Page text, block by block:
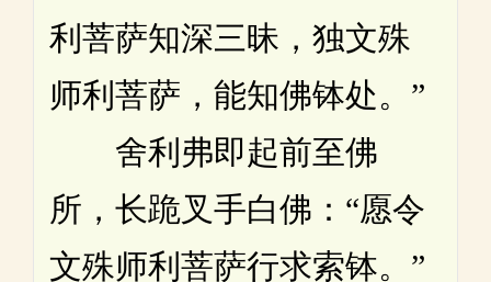
利菩萨知深三昧，独文殊
师利菩萨，能知佛钵处。”
舍利弗即起前至佛
所，长跪叉手白佛：“愿令
文殊师利菩萨行求索钵。”